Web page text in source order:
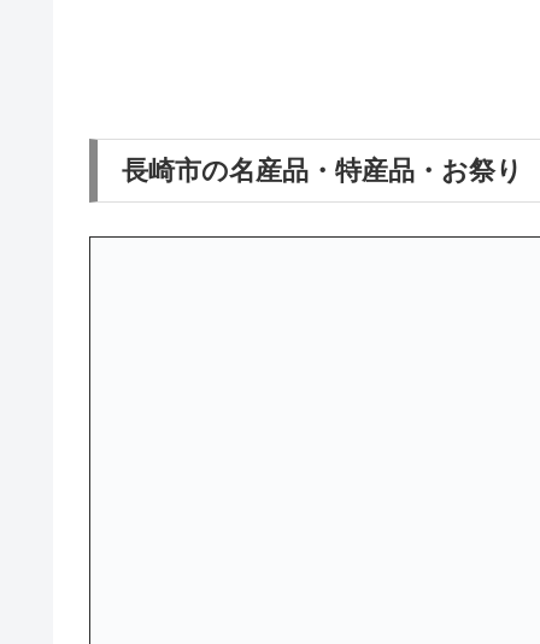
長崎市の名産品・特産品・お祭り